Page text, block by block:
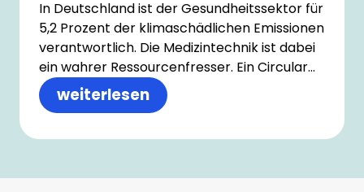
In Deutschland ist der Gesundheitssektor für
5,2 Prozent der klimaschädlichen Emissionen
verantwortlich. Die Medizintechnik ist dabei
ein wahrer Ressourcenfresser. Ein Circular
Economy Modell ermöglicht es,
Krankenhäusern und Arztpraxen,
kosteneffizient zu gestalten.
weiterlesen